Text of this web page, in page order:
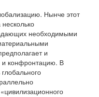
Нынче этот
необходимыми
и
и конфронтацию. В